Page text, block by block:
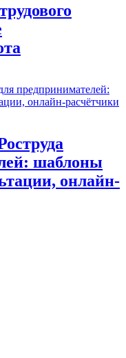
шаблоны
онлайн-